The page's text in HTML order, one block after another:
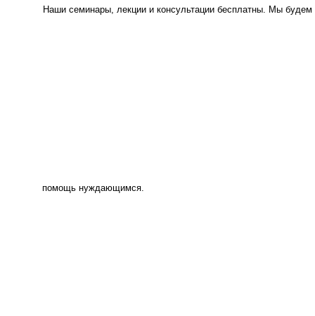
Наши семинары, лекции и консультации бесплатны. Мы
помощь нуждающимся.